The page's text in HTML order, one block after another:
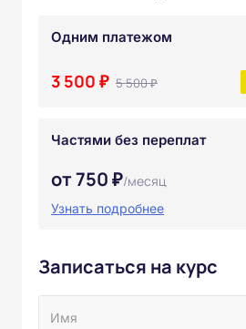
Одним платежом
3 500 ₽ 5 500 ₽
Частями без переплат
от 750 ₽/месяц
Узнать подробнее
Записаться на курс